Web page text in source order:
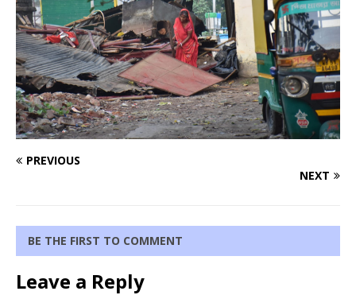
PREVIOUS
NEXT
BE THE FIRST TO COMMENT
Leave a Reply